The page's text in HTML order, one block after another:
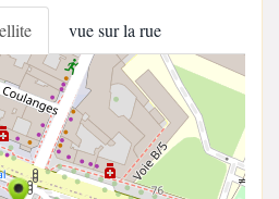
vue sur la rue